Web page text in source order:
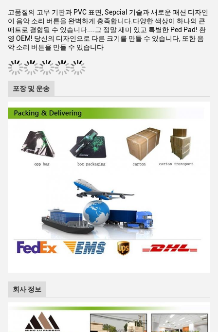
고품질의 고무 기판과 PVC 표면, Sepcial 기술과 새로운 패션 디자인
이 음악 소리 버튼을 완벽하게 충족합니다.다양한 색상이 하나의 큰
매트로 결합될 수 있습니다....그 정말 재미 있고 특별한 Ped Pad! 환
영 OEM! 당신의 디자인으로 다른 크기를 만들 수 있습니다, 또한 음
악 소리 버튼을 만들 수 있습니다
포장 및 운송
회사 정보